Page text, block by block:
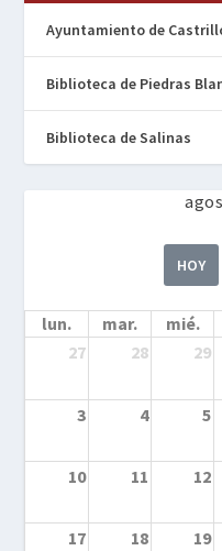
Ayuntamiento de
Biblioteca de Piedras
Biblioteca de Salinas
HOY
lun. mar. mié.
27
28 29
3 4 5
10 11 12
17 18 19